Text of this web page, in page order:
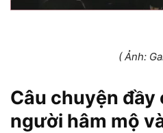
( Ảnh:
Câu chuyện đầy
người hâm mộ